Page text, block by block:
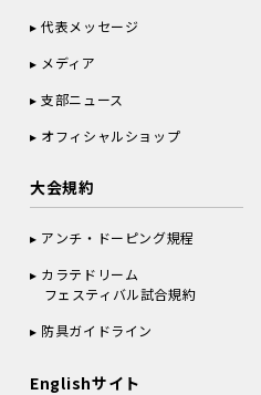
代表メッセージ
メディア
支部ニュース
オフィシャルショップ
大会規約
アンチ・ドーピング規程
カラテドリーム
フェスティバル試合規約
防具ガイドライン
Englishサイト